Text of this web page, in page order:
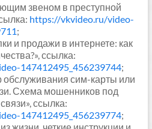
звеном в преступной
https://vkvideo.ru/video-
;
и продажи в интернете: как
ссылка:
147412495_456239744;
обслуживания сим-карты или
Схема мошенников под
ссылка:
147412495_456239774;